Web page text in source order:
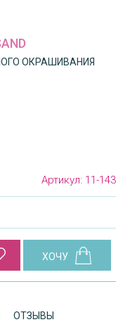
ОКРАШИВАНИЯ
Артикул: 11-143
ОТЗЫВЫ